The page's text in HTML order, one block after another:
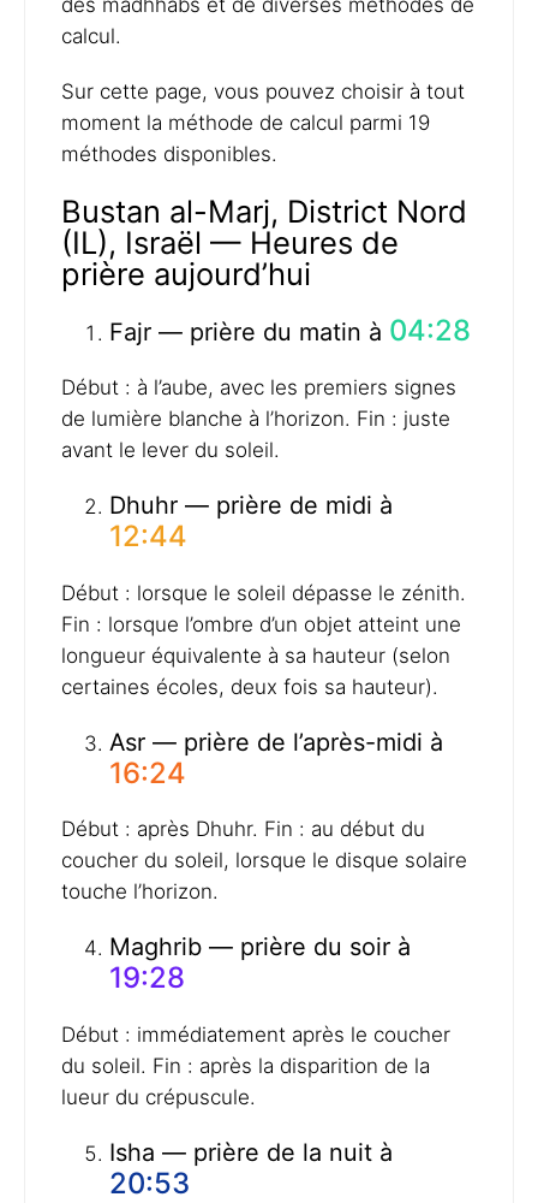
des madhhabs et de diverses méthodes de
calcul.
Sur cette page, vous pouvez choisir à tout
moment la méthode de calcul parmi 19
méthodes disponibles.
Bustan al-Marj, District Nord
(IL), Israël — Heures de
prière aujourd’hui
Fajr — prière du matin à 04:28
Début : à l’aube, avec les premiers signes
de lumière blanche à l’horizon. Fin : juste
avant le lever du soleil.
Dhuhr — prière de midi à
12:44
Début : lorsque le soleil dépasse le zénith.
Fin : lorsque l’ombre d’un objet atteint une
longueur équivalente à sa hauteur (selon
certaines écoles, deux fois sa hauteur).
Asr — prière de l’après-midi à
16:24
Début : après Dhuhr. Fin : au début du
coucher du soleil, lorsque le disque solaire
touche l’horizon.
Maghrib — prière du soir à
19:28
Début : immédiatement après le coucher
du soleil. Fin : après la disparition de la
lueur du crépuscule.
Isha — prière de la nuit à
20:53